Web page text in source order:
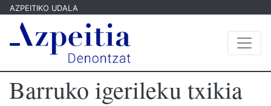
AZPEITIKO UDALA
Barruko igerileku txikia